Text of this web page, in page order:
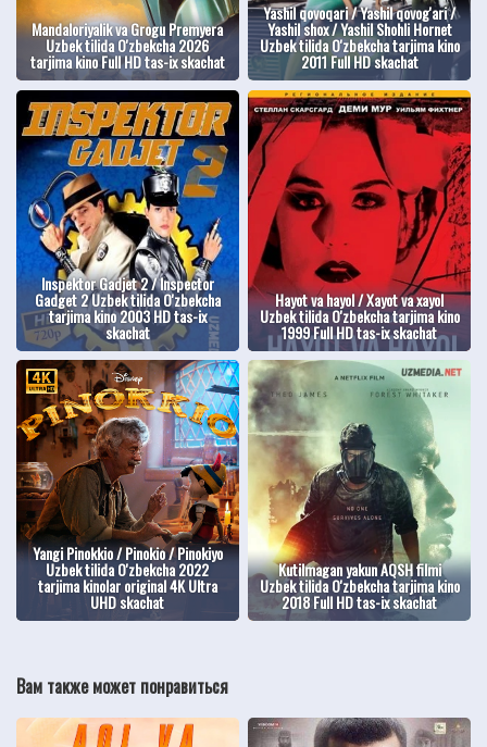
Mandaloriyalik va Grogu Premyera
Uzbek tilida O'zbekcha 2026
tarjima kino Full HD tas-ix skachat
Yashil qovoqari / Yashil qovog'ari /
Yashil shox / Yashil Shohli Hornet
Uzbek tilida O'zbekcha tarjima kino
2011 Full HD skachat
Inspektor Gadjet 2 / Inspector
Gadget 2 Uzbek tilida O'zbekcha
tarjima kino 2003 HD tas-ix
skachat
Hayot va hayol / Xayot va xayol
Uzbek tilida O'zbekcha tarjima kino
1999 Full HD tas-ix skachat
Yangi Pinokkio / Pinokio / Pinokiyo
Uzbek tilida O'zbekcha 2022
tarjima kinolar original 4K Ultra
UHD skachat
Kutilmagan yakun AQSH filmi
Uzbek tilida O'zbekcha tarjima kino
2018 Full HD tas-ix skachat
Вам также может понравиться